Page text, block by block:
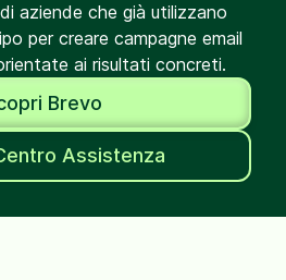
aziende che già utilizzano
per creare campagne email
ai risultati concreti.
Brevo
Assistenza